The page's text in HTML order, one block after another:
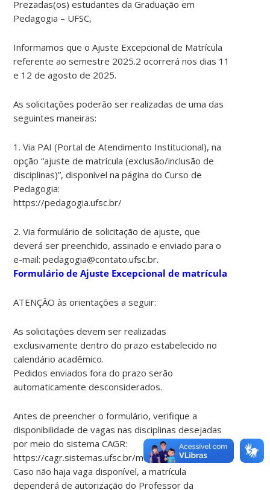
Prezadas(os) estudantes da Graduação em
Pedagogia – UFSC,
Informamos que o Ajuste Excepcional de Matrícula
referente ao semestre 2025.2 ocorrerá nos dias 11
e 12 de agosto de 2025.
As solicitações poderão ser realizadas de uma das
seguintes maneiras:
1. Via PAI (Portal de Atendimento Institucional), na
opção “ajuste de matrícula (exclusão/inclusão de
disciplinas)”, disponível na página do Curso de
Pedagogia:
https://pedagogia.ufsc.br/
2. Via formulário de solicitação de ajuste, que
deverá ser preenchido, assinado e enviado para o
e-mail: pedagogia@contato.ufsc.br.
Formulário de Ajuste Excepcional de matrícula
ATENÇÃO às orientações a seguir:
As solicitações devem ser realizadas
exclusivamente dentro do prazo estabelecido no
calendário acadêmico.
Pedidos enviados fora do prazo serão
automaticamente desconsiderados.
Antes de preencher o formulário, verifique a
disponibilidade de vagas nas disciplinas desejadas
por meio do sistema CAGR:
https://cagr.sistemas.ufsc.br/modules/comunidade/
Caso não haja vaga disponível, a matrícula
dependerá de autorização do Professor da